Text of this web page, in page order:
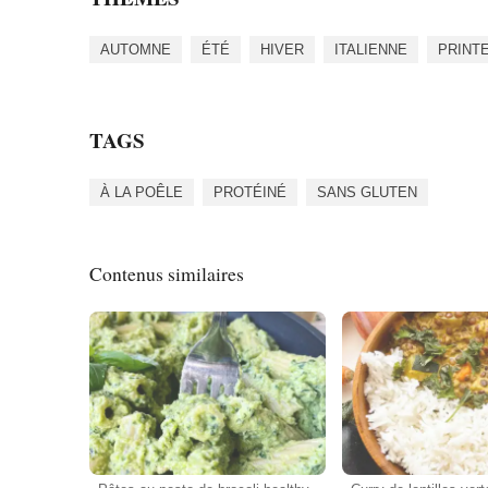
AUTOMNE ÉTÉ HIVER ITALIENNE
TAGS
À LA POÊLE PROTÉINÉ SANS GLUTEN
Contenus similaires